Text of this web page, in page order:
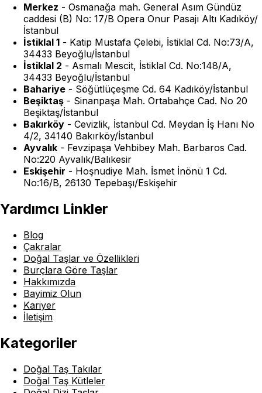
Merkez - Osmanağa mah. General Asım Gündüz
caddesi (B) No: 17/B Opera Onur Pasajı Altı Kadıköy/
İstanbul
İstiklal 1 - Katip Mustafa Çelebi, İstiklal Cd. No:73/A,
34433 Beyoğlu/İstanbul
İstiklal 2 - Asmalı Mescit, İstiklal Cd. No:148/A,
34433 Beyoğlu/İstanbul
Bahariye - Söğütlüçeşme Cd. 64 Kadıköy/İstanbul
Beşiktaş - Sinanpaşa Mah. Ortabahçe Cad. No 20
Beşiktaş/İstanbul
Bakırköy - Cevizlik, İstanbul Cd. Meydan İş Hanı No
4/2, 34140 Bakırköy/İstanbul
Ayvalık - Fevzipaşa Vehbibey Mah. Barbaros Cad.
No:220 Ayvalık/Balıkesir
Eskişehir - Hoşnudiye Mah. İsmet İnönü 1 Cd.
No:16/B, 26130 Tepebaşı/Eskişehir
Yardımcı Linkler
Blog
Çakralar
Doğal Taşlar ve Özellikleri
Burçlara Göre Taşlar
Hakkımızda
Bayimiz Olun
Kariyer
İletişim
Kategoriler
Doğal Taş Takılar
Doğal Taş Kütleler